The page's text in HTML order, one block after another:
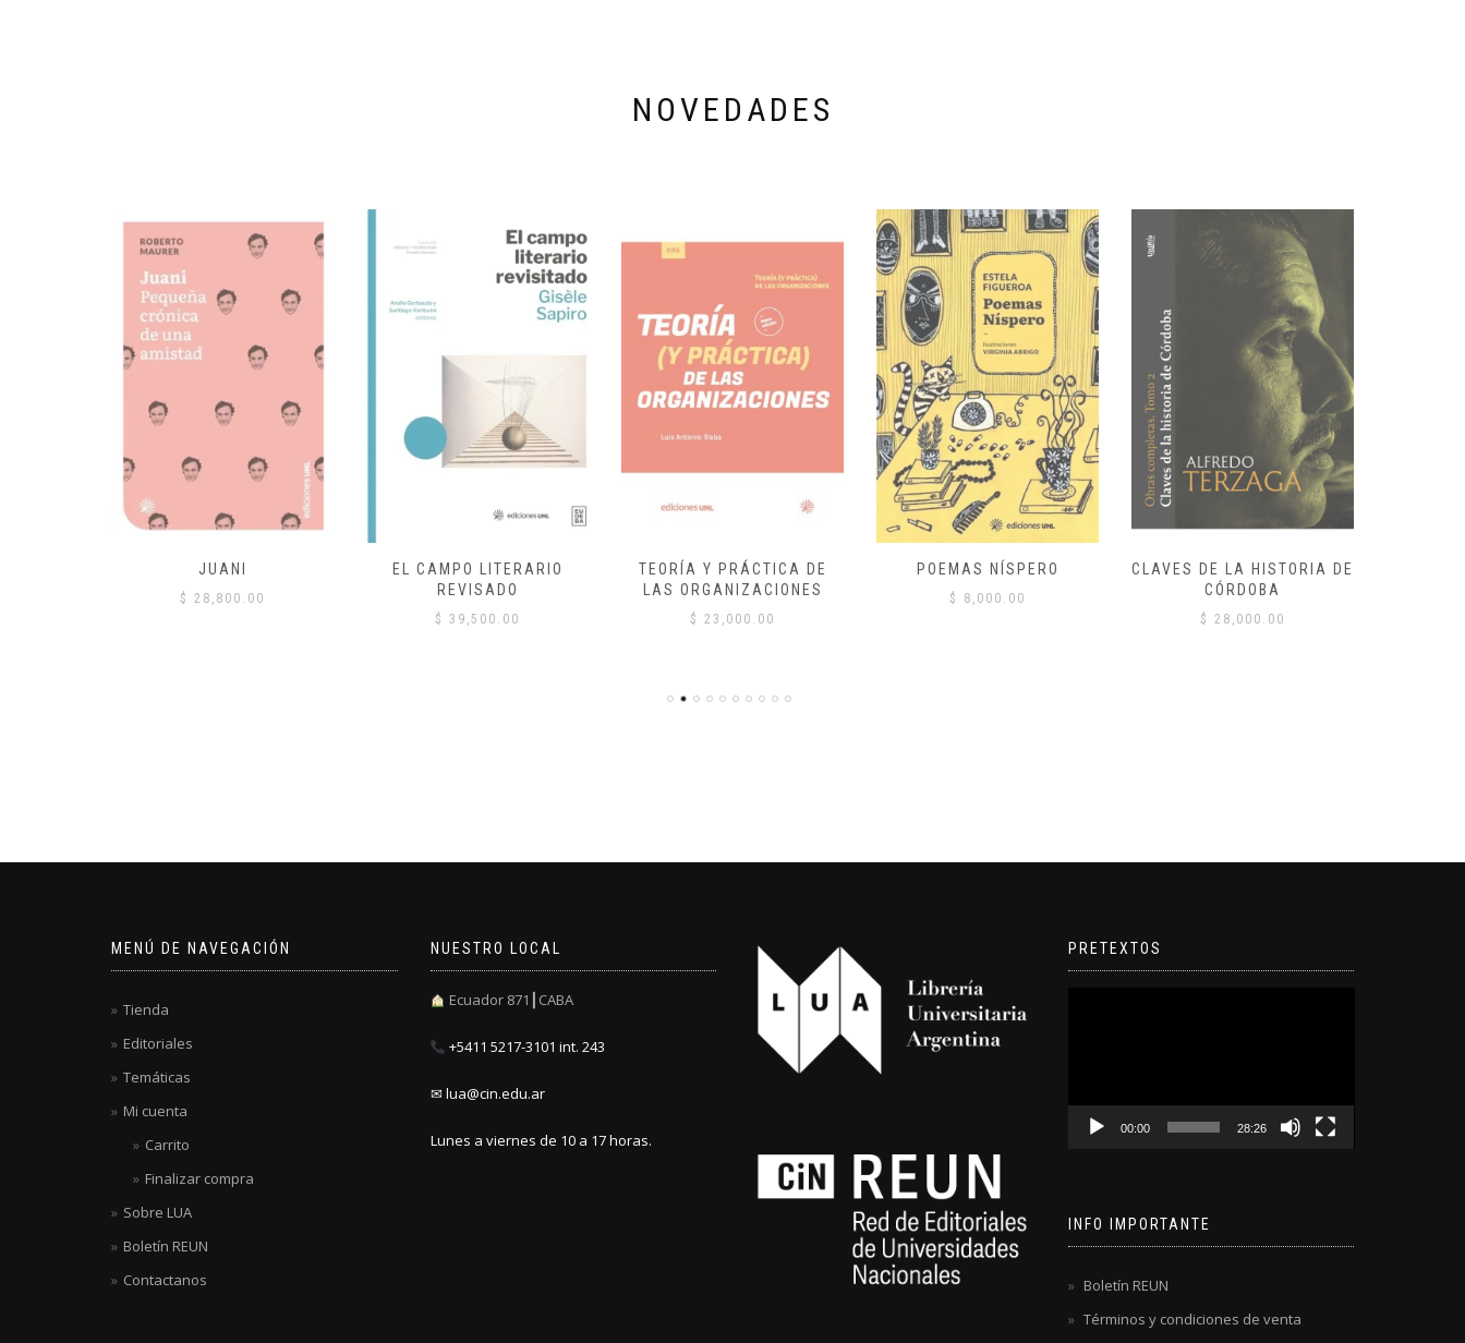
NOVEDADES
JUANI
$ 28,800.00
EL CAMPO LITERARIO
REVISADO
$ 39,500.00
TEORÍA Y PRÁCTICA DE
LAS ORGANIZACIONES
$ 23,000.00
POEMAS NÍSPERO
$ 8,000.00
CLAVES DE LA HISTORIA DE
CÓRDOBA
$ 28,000.00
MENÚ DE NAVEGACIÓN
Tienda
Editoriales
Temáticas
Mi cuenta
Carrito
Finalizar compra
Sobre LUA
Boletín REUN
Contactanos
NUESTRO LOCAL
Ecuador 871┃CABA
+5411 5217-3101 int. 243
✉ lua@cin.edu.ar
Lunes a viernes de 10 a 17 horas.
PRETEXTOS
00:00 28:26
INFO IMPORTANTE
Boletín REUN
Términos y condiciones de venta